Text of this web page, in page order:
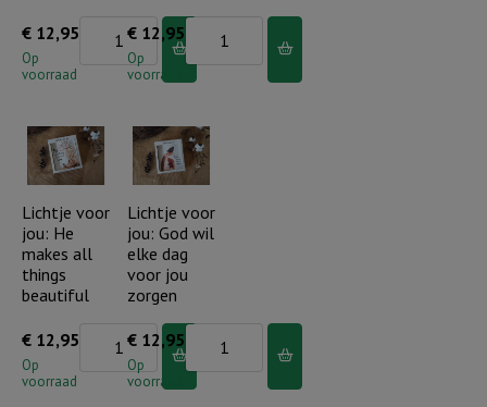
aantal
€ 12,95
Op
voorraad
Lichtje
de
Heer
in
hart
wonen
€ 12,95
Op
voorraad
voor
jou:
ben
met
je
alle
dagen
Lichtje voor
jou: He
makes all
things
beautiful
€ 12,95
Op
voorraad
Lichtje
Lichtje voor
jou: God wil
elke dag
voor jou
zorgen
€ 12,95
Op
voorraad
voor
jou: